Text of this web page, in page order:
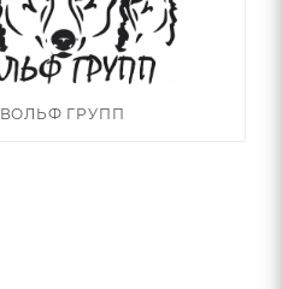
ВОЛЬФ ГРУПП